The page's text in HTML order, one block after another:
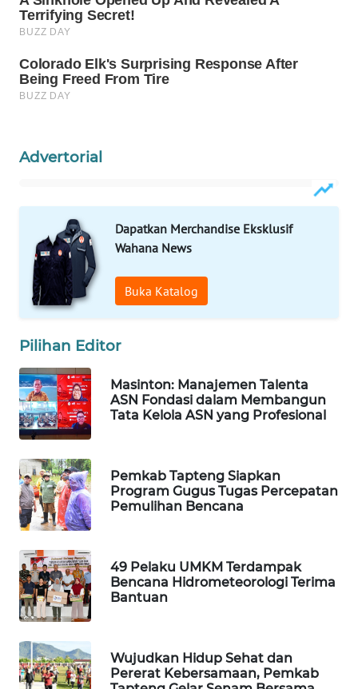
Advertorial
Dapatkan Merchandise Eksklusif
Wahana News
Buka Katalog
Pilihan Editor
Masinton: Manajemen Talenta
ASN Fondasi dalam Membangun
Tata Kelola ASN yang Profesional
Pemkab Tapteng Siapkan
Program Gugus Tugas Percepatan
Pemulihan Bencana
49 Pelaku UMKM Terdampak
Bencana Hidrometeorologi Terima
Bantuan
Wujudkan Hidup Sehat dan
Pererat Kebersamaan, Pemkab
WAHANA
DESA
LAPAK
WAHANA
Network
LISTRIK
MASYARAKAT
KELISTRIKAN
WALINKI
MAWAKA
ID
MARTABAT
PLN
WATCH
MKLI
LPKKI
LKKI
KOPEKLIN